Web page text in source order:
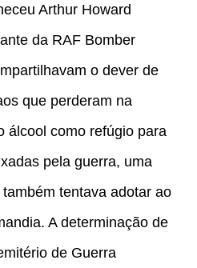
Arthur Howard
da RAF Bomber
o dever de
que perderam na
álcool como refúgio para
pela guerra, uma
tentava adotar ao
A determinação de
de Guerra